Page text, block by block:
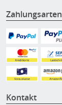
Zahlungsarten
Kontakt